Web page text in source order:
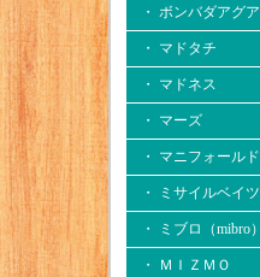
・ ボンバダアグア
・ マドタチ
・ マドネス
・ マーズ
・ マニフォールド
・ ミサイルベイツ
・ ミブロ（mibro）
・ ＭＩＺＭＯ